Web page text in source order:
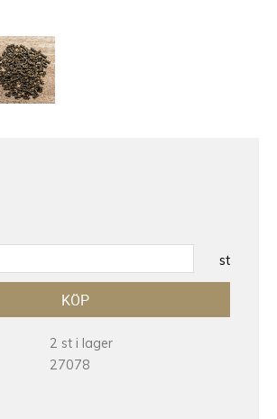
st
KÖP
2 st i lager
27078